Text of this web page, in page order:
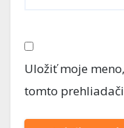
Uložiť moje
tomto